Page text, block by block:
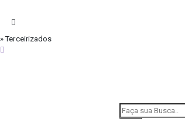
» Terceirizados